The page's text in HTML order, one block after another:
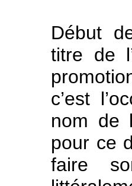
Début
titre de
c’est
nom de
pour ce
faire